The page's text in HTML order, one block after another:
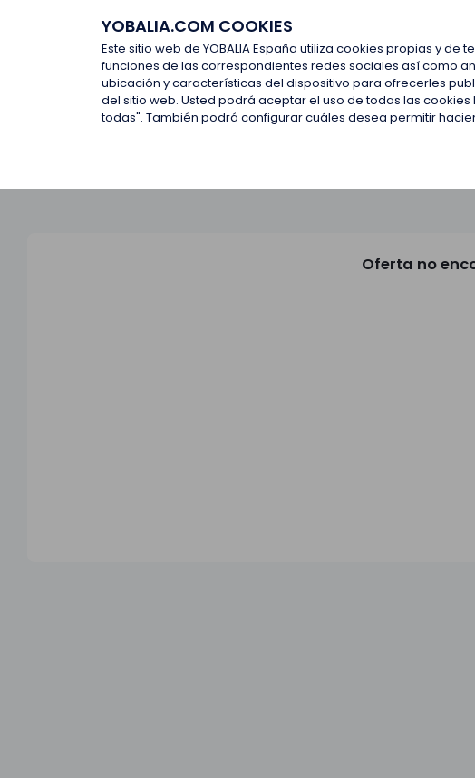
YOBALIA.COM COOKIES
Este sitio web de YOBALIA España utiliza cookies propias y
funciones de las correspondientes redes sociales así como
ubicación y características del dispositivo para ofrecerles
del sitio web. Usted podrá aceptar el uso de todas las
todas". También podrá configurar cuáles desea permitir
Últimas ofertas
Últimas ofertas
Oferta no